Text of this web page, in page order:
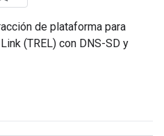
de plataforma para
(TREL) con DNS-SD y